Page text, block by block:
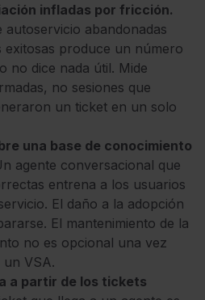
infladas por fricción.
autoservicio abandonadas
exitosas produce un número
no dice nada útil. Mide
no sesiones que
un ticket en un solo
una base de conocimiento
agente conversacional que
entrena a los usuarios
El daño a la adopción
El mantenimiento de la
no es opcional una vez
un VSA.
a partir de los tickets